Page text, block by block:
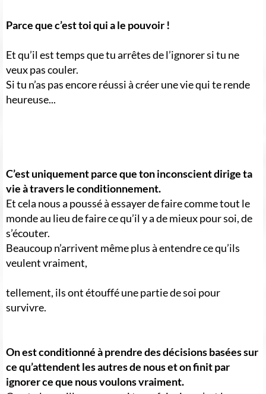
Parce que c’est toi qui a le pouvoir !
Et qu’il est temps que tu arrêtes de l’ignorer si tu ne
veux pas couler.
Si tu n’as pas encore réussi à créer une vie qui te rende
heureuse...
C’est uniquement parce que ton inconscient dirige ta
vie à travers le conditionnement.
Et cela nous a poussé à essayer de faire comme tout le
monde au lieu de faire ce qu’il y a de mieux pour soi, de
s’écouter.
Beaucoup n’arrivent même plus à entendre ce qu’ils
veulent vraiment,
tellement, ils ont étouffé une partie de soi pour
survivre.
On est conditionné à prendre des décisions basées sur
ce qu’attendent les autres de nous et on finit par
ignorer ce que nous voulons vraiment.